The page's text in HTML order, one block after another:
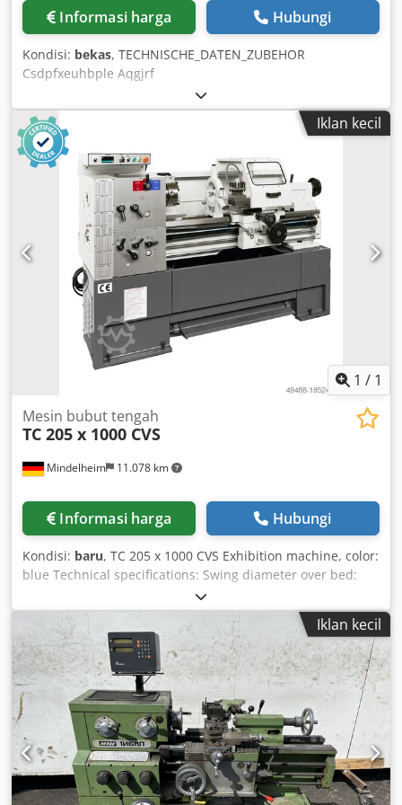
Informasi harga Hubungi
Kondisi: bekas, TECHNISCHE_DATEN_ZUBEHOR
Csdpfxeuhbple Aqgjrf
Iklan kecil
1 / 1
Mindelheim 11.078 km
Mesin bubut tengah
TC 205 x 1000 CVS
Informasi harga Hubungi
Kondisi: baru, TC 205 x 1000 CVS Exhibition machine, color:
blue Technical specifications: Swing diameter over bed:
410 mm Center height: 205 mm Swing diameter over cross
slide: 234 mm Swing diameter in gap: 610 mm Bed width:
280 mm Distance between centers: 1000 mm Number of
spindle speeds: 8 Speed range: 80 - 2000 rpm Spindle
bore: 58 mm Spindle flange: D1-6 Camlock Spindle taper:
MT 6 Tailstock quill travel: 130 mm Credpfjvzmtzex Aqgsf
Tailstock taper: MT 4 Max. tool size: 22 mm Cross slide
travel: 225 mm Top slide travel: 130 mm Inch threads: 2 -
72 T.P.I. Metric threads: 0.2 - 14 mm D.P. threads: 4 - 44
D.P. Module threads: 0.3 - 7 MOD Longitudinal feed: (24)
0.035 - 0.5 mm/rev metric (24) 0.0014 - 0.020 inch Cross
feed: (24) 0.017 - 0.250 mm/rev metric (24) 0.0007 - 0.0100
Iklan kecil